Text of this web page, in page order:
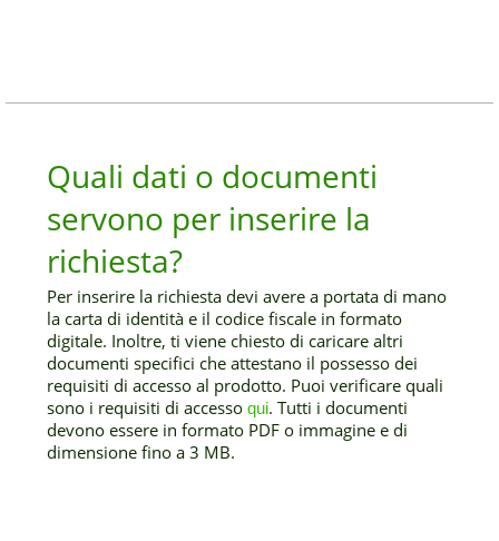
Quali dati o documenti
servono per inserire la
richiesta?
Per inserire la richiesta devi avere a portata di mano
la carta di identità e il codice fiscale in formato
digitale. Inoltre, ti viene chiesto di caricare altri
documenti specifici che attestano il possesso dei
requisiti di accesso al prodotto. Puoi verificare quali
sono i requisiti di accessoqui. Tutti i documenti
devono essere in formato PDF o immagine e di
dimensione fino a 3 MB.